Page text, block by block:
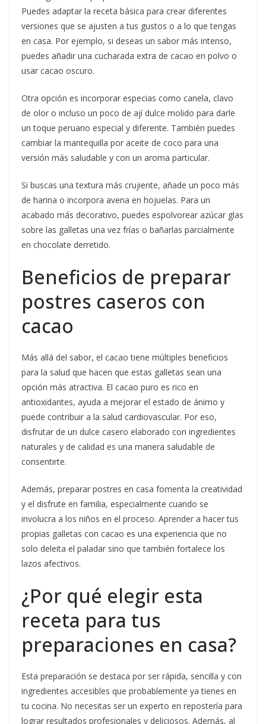
Puedes adaptar la receta básica para crear diferentes
versiones que se ajusten a tus gustos o a lo que tengas
en casa. Por ejemplo, si deseas un sabor más intenso,
puedes añadir una cucharada extra de cacao en polvo o
usar cacao oscuro.
Otra opción es incorporar especias como canela, clavo
de olor o incluso un poco de ají dulce molido para darle
un toque peruano especial y diferente. También puedes
cambiar la mantequilla por aceite de coco para una
versión más saludable y con un aroma particular.
Si buscas una textura más crujiente, añade un poco más
de harina o incorpora avena en hojuelas. Para un
acabado más decorativo, puedes espolvorear azúcar glas
sobre las galletas una vez frías o bañarlas parcialmente
en chocolate derretido.
Beneficios de preparar
postres caseros con
cacao
Más allá del sabor, el cacao tiene múltiples beneficios
para la salud que hacen que estas galletas sean una
opción más atractiva. El cacao puro es rico en
antioxidantes, ayuda a mejorar el estado de ánimo y
puede contribuir a la salud cardiovascular. Por eso,
disfrutar de un dulce casero elaborado con ingredientes
naturales y de calidad es una manera saludable de
consentirte.
Además, preparar postres en casa fomenta la creatividad
y el disfrute en familia, especialmente cuando se
involucra a los niños en el proceso. Aprender a hacer tus
propias galletas con cacao es una experiencia que no
solo deleita el paladar sino que también fortalece los
lazos afectivos.
¿Por qué elegir esta
receta para tus
preparaciones en casa?
Esta preparación se destaca por ser rápida, sencilla y con
ingredientes accesibles que probablemente ya tienes en
tu cocina. No necesitas ser un experto en repostería para
lograr resultados profesionales y deliciosos. Además, al